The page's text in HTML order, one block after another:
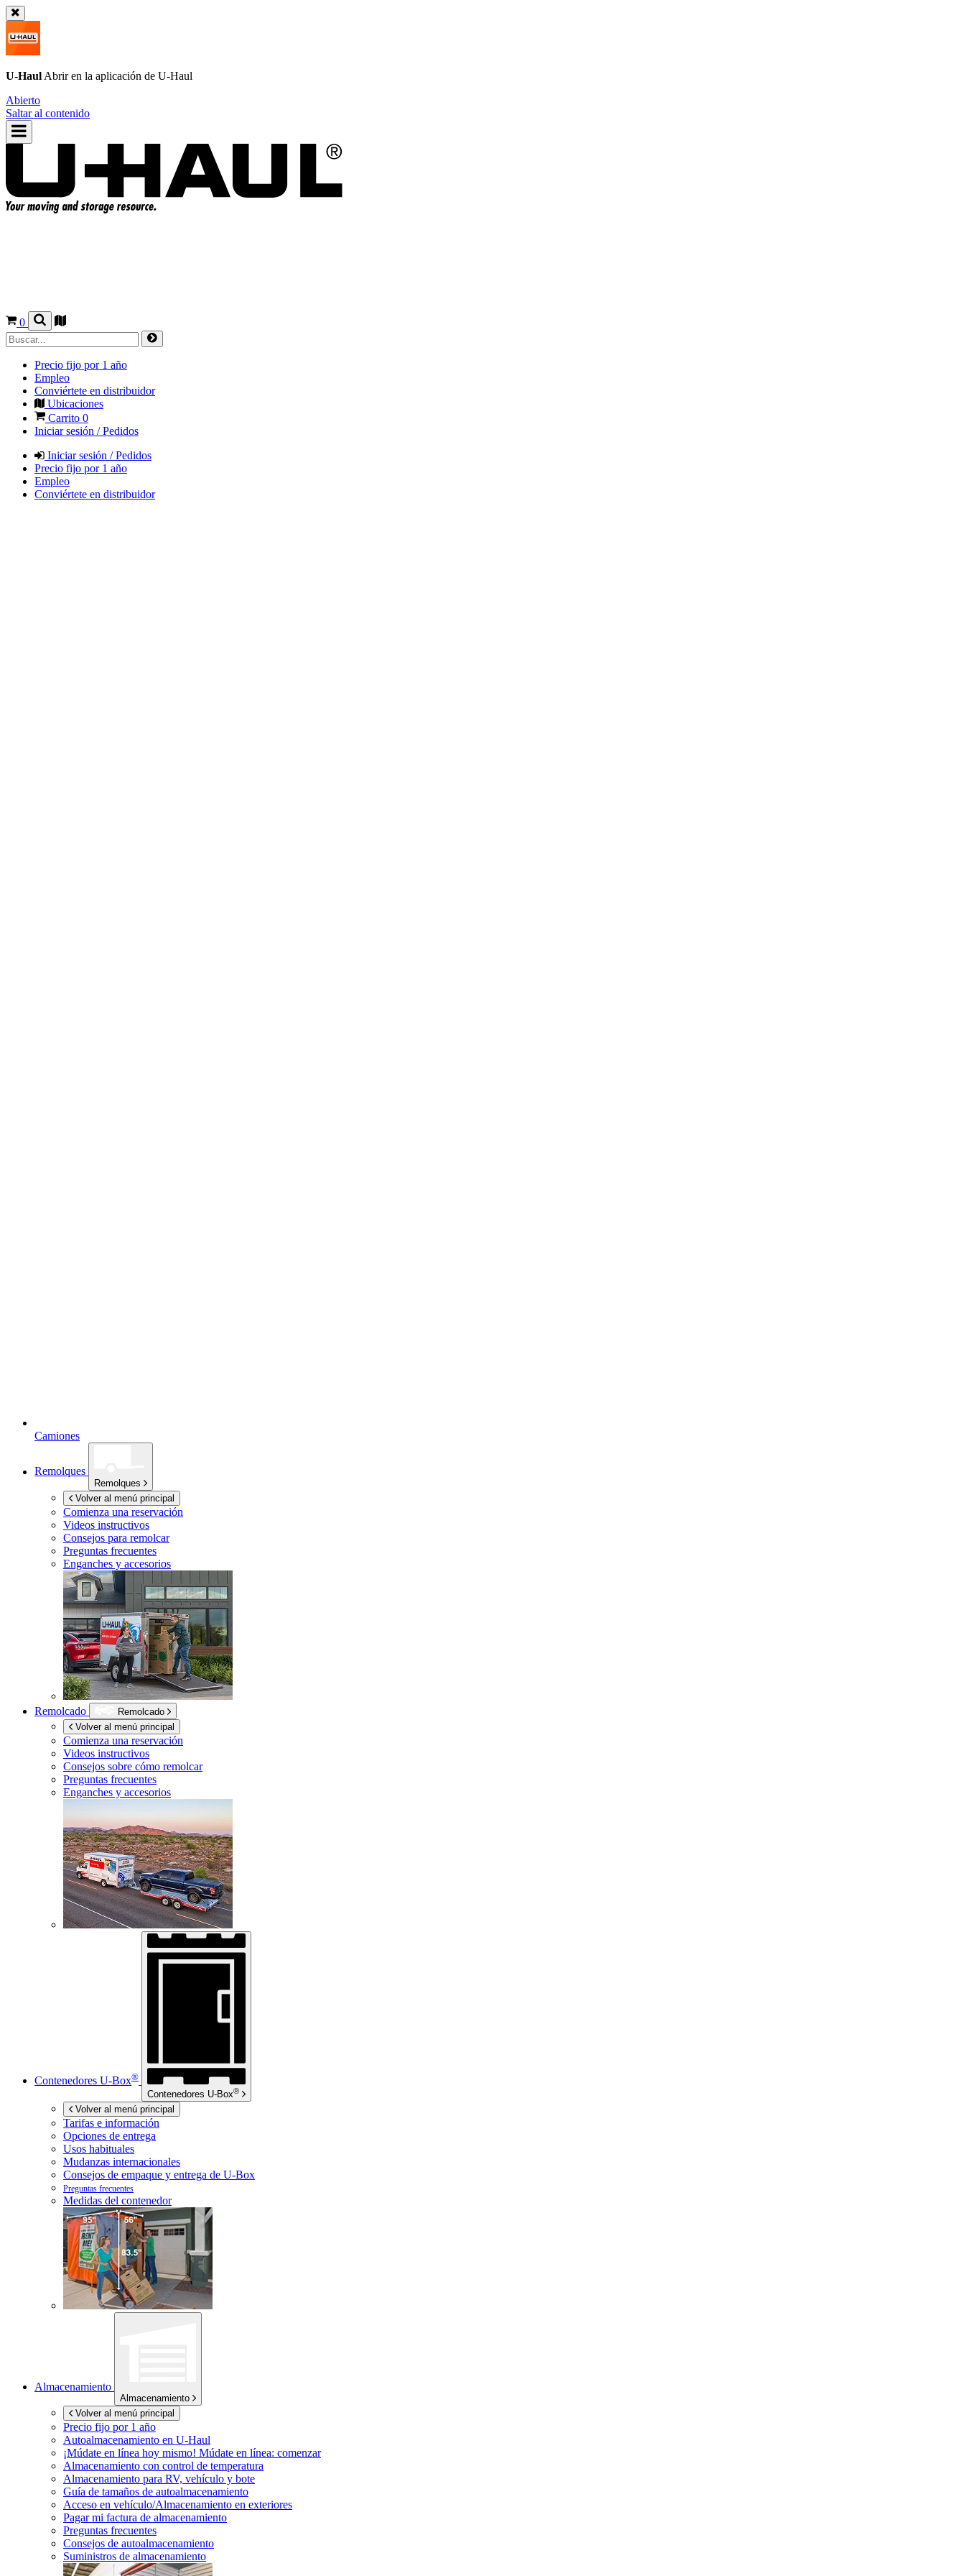
U-Haul Abrir en la aplicación de U-Haul
Abierto
Saltar al contenido
0
Precio fijo por 1 año
Empleo
Conviértete en distribuidor
Ubicaciones
Carrito 0
Iniciar sesión / Pedidos
Iniciar sesión / Pedidos
Precio fijo por 1 año
Empleo
Conviértete en distribuidor
Camiones
Remolques
Remolques
Volver al menú principal
Comienza una reservación
Videos instructivos
Consejos para remolcar
Preguntas frecuentes
Enganches y accesorios
Remolcado
Remolcado
Volver al menú principal
Comienza una reservación
Videos instructivos
Consejos sobre cómo remolcar
Preguntas frecuentes
Enganches y accesorios
Contenedores U-Box®
Contenedores U-Box®
Volver al menú principal
Tarifas e información
Opciones de entrega
Usos habituales
Mudanzas internacionales
Consejos de empaque y entrega de U-Box
Preguntas frecuentes
Medidas del contenedor
Almacenamiento
Almacenamiento
Volver al menú principal
Precio fijo por 1 año
Autoalmacenamiento en U-Haul
¡Múdate en línea hoy mismo! Múdate en línea: comenzar
Almacenamiento con control de temperatura
Almacenamiento para RV, vehículo y bote
Guía de tamaños de autoalmacenamiento
Acceso en vehículo/Almacenamiento en exteriores
Pagar mi factura de almacenamiento
Preguntas frecuentes
Consejos de autoalmacenamiento
Suministros de almacenamiento